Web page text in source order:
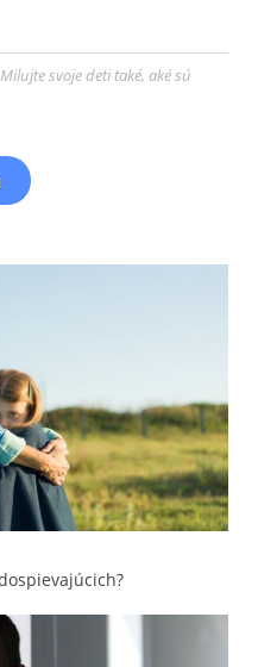
svoje deti také, aké sú